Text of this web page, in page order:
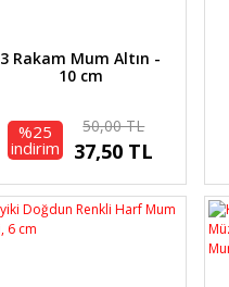
3 Rakam Mum Altın -
10 cm
%25
indirim
50,00 TL
37,50 TL